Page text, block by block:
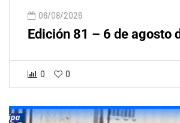
06/08/2026
Edición 81 – 6 de agosto
0 0